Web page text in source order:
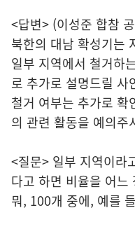
<답변> (이성준 합참
북한의 대남 확성기는
일부 지역에서 철거하
로 추가로 설명드릴 사
철거 여부는 추가로 확
의 관련 활동을 예의주
<질문> 일부 지역이라
다고 하면 비율을 어느
뭐, 100개 중에, 예를